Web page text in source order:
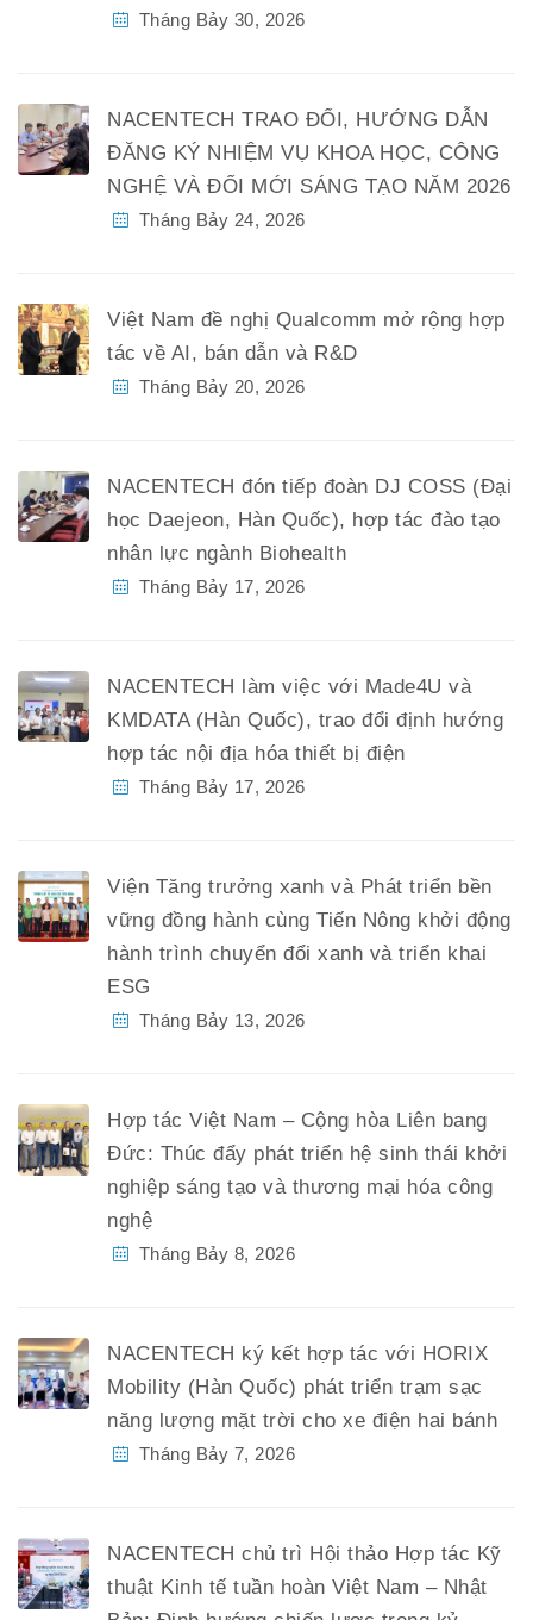
Tháng Bảy 30, 2026
NACENTECH TRAO ĐỔI, HƯỚNG DẪN
ĐĂNG KÝ NHIỆM VỤ KHOA HỌC, CÔNG
NGHỆ VÀ ĐỔI MỚI SÁNG TẠO NĂM 2026
Tháng Bảy 24, 2026
Việt Nam đề nghị Qualcomm mở rộng hợp
tác về AI, bán dẫn và R&D
Tháng Bảy 20, 2026
NACENTECH đón tiếp đoàn DJ COSS (Đại
học Daejeon, Hàn Quốc), hợp tác đào tạo
nhân lực ngành Biohealth
Tháng Bảy 17, 2026
NACENTECH làm việc với Made4U và
KMDATA (Hàn Quốc), trao đổi định hướng
hợp tác nội địa hóa thiết bị điện
Tháng Bảy 17, 2026
Viện Tăng trưởng xanh và Phát triển bền
vững đồng hành cùng Tiến Nông khởi động
hành trình chuyển đổi xanh và triển khai
ESG
Tháng Bảy 13, 2026
Hợp tác Việt Nam – Cộng hòa Liên bang
Đức: Thúc đẩy phát triển hệ sinh thái khởi
nghiệp sáng tạo và thương mại hóa công
nghệ
Tháng Bảy 8, 2026
NACENTECH ký kết hợp tác với HORIX
Mobility (Hàn Quốc) phát triển trạm sạc
năng lượng mặt trời cho xe điện hai bánh
Tháng Bảy 7, 2026
NACENTECH chủ trì Hội thảo Hợp tác Kỹ
thuật Kinh tế tuần hoàn Việt Nam – Nhật